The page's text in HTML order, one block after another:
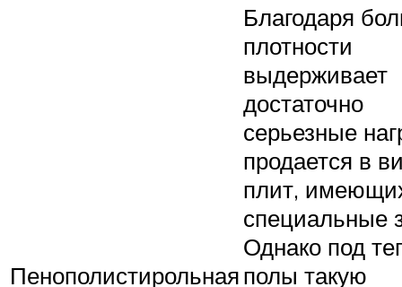
Пенополистирольная
Благодаря
плотности
выдерживает
достаточно
серьезные
продается в
плит,
специальные
Однако под
полы такую